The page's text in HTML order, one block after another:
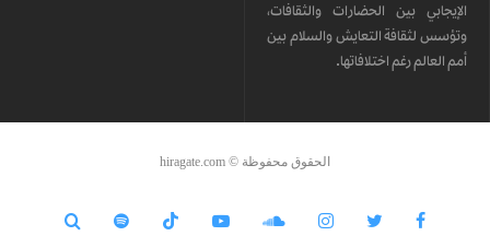
الإيجابي بين الحضارات والثقافات،
وتؤسس لثقافة التعايش والسلام بين
أمم العالم رغم اختلافاتها.
الحقوق محفوظة © hiragate.com